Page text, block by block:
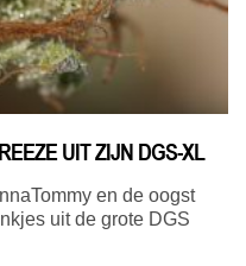
UIT ZIJN DGS-XL
en de oogst
uit de grote DGS